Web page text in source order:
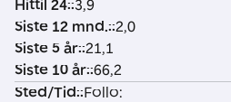
d
/
T
i
d
2
4
N
o
m
2
4
S
e
s
l
2
4
:
1
2
m
n
d.
t
e
5
å
r
t
e
1
0
å
Hittil 24::3,9
Siste 12 mnd.::2,0
Siste 5 år::21,1
Siste 10 år::66,2
Sted/Tid::Follo: